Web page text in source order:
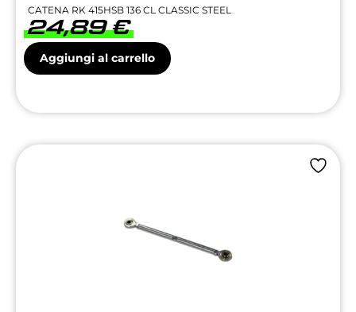
CATENA RK 415HSB 136 CL CLASSIC STEEL
24,89€
Aggiungi al carrello